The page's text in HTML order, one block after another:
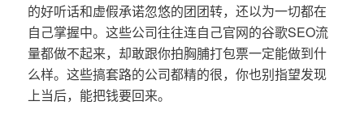
的好听话和虚假承诺忽悠的团团转，还以为一切都在
自己掌握中。这些公司往往连自己官网的谷歌SEO流
量都做不起来，却敢跟你拍胸脯打包票一定能做到什
么样。这些搞套路的公司都精的很，你也别指望发现
上当后，能把钱要回来。